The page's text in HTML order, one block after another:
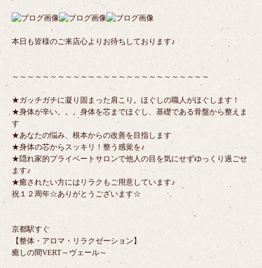
本日も皆様のご来店心よりお待ちしております♪
～～～～～～～～～～～～～～～～～～～～～～～～～～
★ガッチガチに凝り固まった肩こり。ほぐしの職人がほぐします！
★身体が辛い。。。身体を芯までほぐし、基礎である骨盤から整えま
す
★あなたの悩み、根本からの改善を目指します
★身体の芯からスッキリ！整う感覚を♪
★隠れ家的プライベートサロンで他人の目を気にせずゆっくり過ごせ
ます♪
★癒されたい方にはリラクもご用意しています♪
祝１２周年☆ありがとうございます☆
京都駅すぐ
【整体・アロマ・リラクゼーション】
癒しの間VERT～ヴェール～